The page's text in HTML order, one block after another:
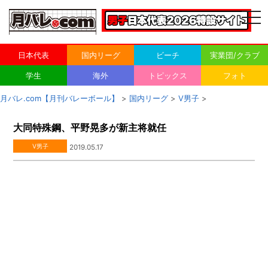
日本代表 国内リーグ ビーチ 実業団/クラブ
学生 海外 トピックス フォト
月バレ.com【月刊バレーボール】 > 国内リーグ > V男子 >
大同特殊鋼、平野晃多が新主将就任
V男子 2019.05.17